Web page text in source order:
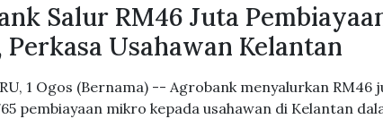
Salur RM46 Juta
Usahawan Kelantan
1 Ogos (Bernama) -- Agrobank menyalurkan RM46
pembiayaan mikro kepada usahawan di Kelantan